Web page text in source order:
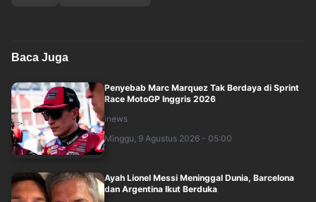
Baca Juga
Penyebab Marc Marquez Tak Berdaya di Sprint
Race MotoGP Inggris 2026
inews
Minggu, 9 Agustus 2026 - 05:00
Ayah Lionel Messi Meninggal Dunia, Barcelona
dan Argentina Ikut Berduka